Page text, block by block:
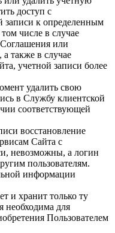
доступ с
записи к определенным
числе в случае
или
также в случае
учетной записи более
удалить свою
в Службу клиентской
соответствующей
восстановление
Сайта с
невозможны, а логин
пользователям.
информации
и хранит только ту
необходима для
Пользователем